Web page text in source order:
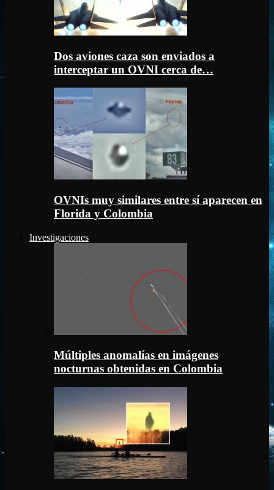
Dos aviones caza son enviados a
interceptar un OVNI cerca de…
OVNIs muy similares entre sí aparecen en
Florida y Colombia
Investigaciones
Múltiples anomalías en imágenes
nocturnas obtenidas en Colombia